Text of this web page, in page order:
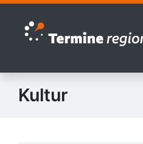
Zur Navigation springen
Zum Inhalt springen
Kultur